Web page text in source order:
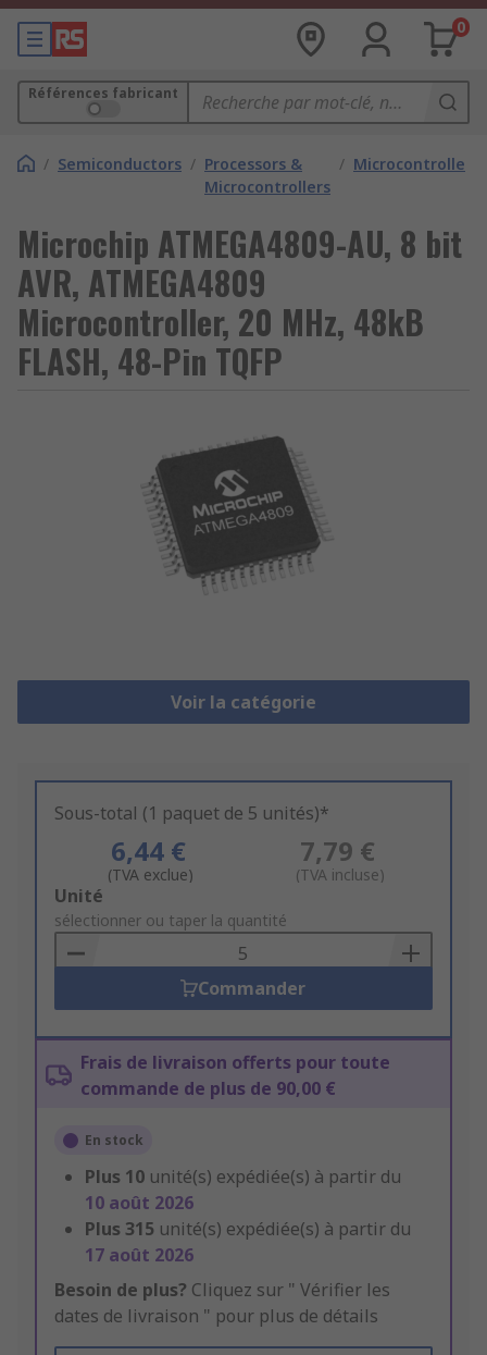
0
Références fabricant
/ Semiconductors / Processors &
Microcontrollers
/ Microcontrollers
Microchip ATMEGA4809-AU, 8 bit
AVR, ATMEGA4809
Microcontroller, 20 MHz, 48kB
FLASH, 48-Pin TQFP
Voir la catégorie
Sous-total (1 paquet de 5 unités)*
6,44 €
(TVA exclue)
7,79 €
(TVA incluse)
Add
to
Basket
Unité
sélectionner ou taper la quantité
Commander
Frais de livraison offerts pour toute
commande de plus de 90,00 €
En stock
Plus 10 unité(s) expédiée(s) à partir du
10 août 2026
Plus 315 unité(s) expédiée(s) à partir du
17 août 2026
Besoin de plus? Cliquez sur " Vérifier les
dates de livraison " pour plus de détails